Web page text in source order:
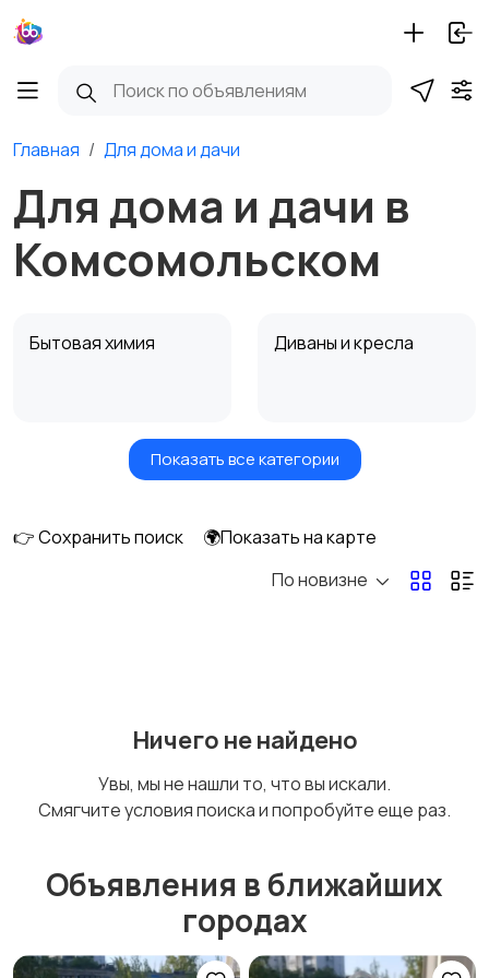
Главная Для дома и дачи
Для дома и дачи в
Комсомольском
Бытовая химия Диваны и кресла
Кровати и матрасы Кухонные гарнитуры
Оформление
сигнализации
Сад и огород Садовая мебель
Показать все категории
👉 Сохранить поиск
🌍Показать на карте
По новизне
Ничего не найдено
Увы, мы не нашли то, что вы искали.
Смягчите условия поиска и попробуйте еще раз.
Объявления в ближайших
городах